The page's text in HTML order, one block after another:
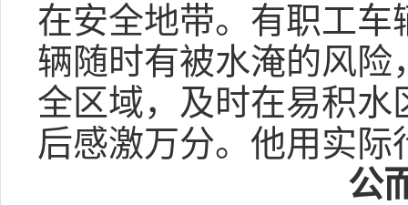
在安全地带。有职工
辆随时有被水淹的风
全区域，及时在易积
后感激万分。他用实
公